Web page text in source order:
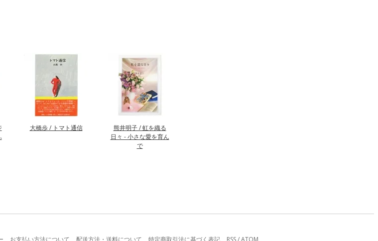
大橋歩 / トマト通信
熊井明子 / 虹を織る
日々 - 小さな愛を育ん
で